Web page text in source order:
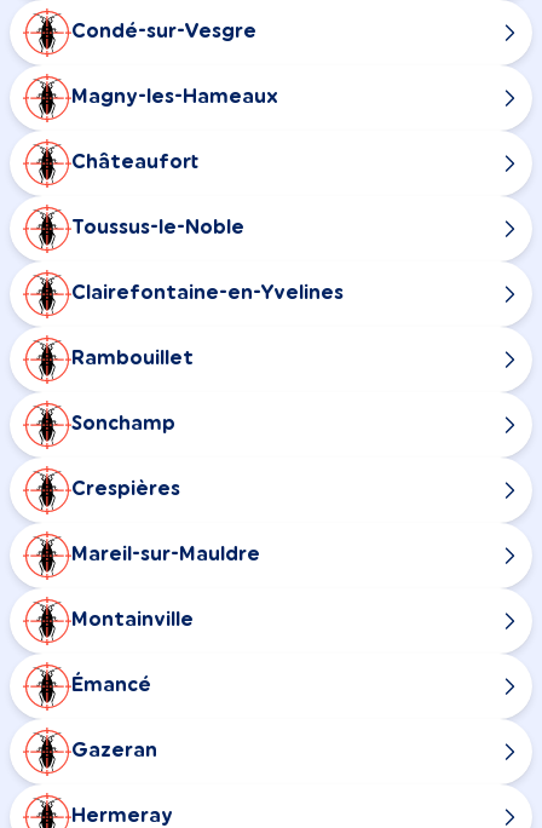
Condé-sur-Vesgre
Magny-les-Hameaux
Châteaufort
Toussus-le-Noble
Clairefontaine-en-Yvelines
Rambouillet
Sonchamp
Crespières
Mareil-sur-Mauldre
Montainville
Émancé
Gazeran
Hermeray